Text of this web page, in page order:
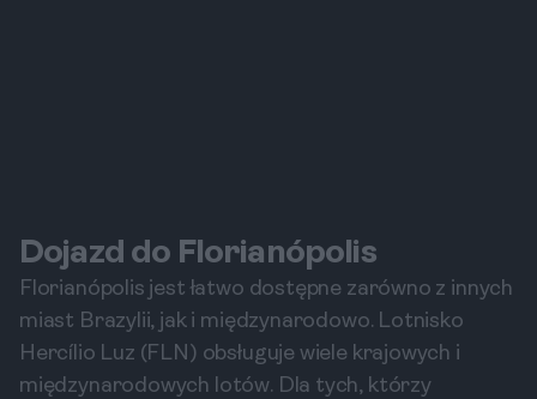
Dojazd do Florianópolis
Florianópolis jest łatwo dostępne zarówno z innych
miast Brazylii, jak i międzynarodowo. Lotnisko
Hercílio Luz (FLN) obsługuje wiele krajowych i
międzynarodowych lotów. Dla tych, którzy